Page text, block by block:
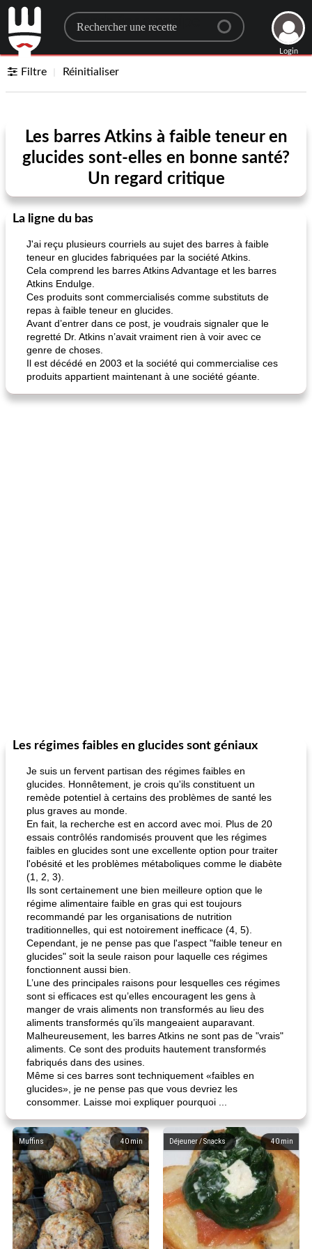
Search for a recipe
Login
Filtre Réinitialiser
Les barres Atkins à faible teneur en
glucides sont-elles en bonne santé?
Un regard critique
La ligne du bas
J'ai reçu plusieurs courriels au sujet des barres à faible
teneur en glucides fabriquées par la société Atkins.
Cela comprend les barres Atkins Advantage et les barres
Atkins Endulge.
Ces produits sont commercialisés comme substituts de
repas à faible teneur en glucides.
Avant d’entrer dans ce post, je voudrais signaler que le
regretté Dr. Atkins n’avait vraiment rien à voir avec ce
genre de choses.
Il est décédé en 2003 et la société qui commercialise ces
produits appartient maintenant à une société géante.
Les régimes faibles en glucides sont géniaux
Je suis un fervent partisan des régimes faibles en
glucides. Honnêtement, je crois qu'ils constituent un
remède potentiel à certains des problèmes de santé les
plus graves au monde.
En fait, la recherche est en accord avec moi. Plus de 20
essais contrôlés randomisés prouvent que les régimes
faibles en glucides sont une excellente option pour traiter
l'obésité et les problèmes métaboliques comme le diabète
(1, 2, 3).
Ils sont certainement une bien meilleure option que le
régime alimentaire faible en gras qui est toujours
recommandé par les organisations de nutrition
traditionnelles, qui est notoirement inefficace (4, 5).
Cependant, je ne pense pas que l'aspect "faible teneur en
glucides" soit la seule raison pour laquelle ces régimes
fonctionnent aussi bien.
L’une des principales raisons pour lesquelles ces régimes
sont si efficaces est qu’elles encouragent les gens à
manger de vrais aliments non transformés au lieu des
aliments transformés qu’ils mangeaient auparavant.
Malheureusement, les barres Atkins ne sont pas de "vrais"
aliments. Ce sont des produits hautement transformés
fabriqués dans des usines.
Même si ces barres sont techniquement «faibles en
glucides», je ne pense pas que vous devriez les
consommer. Laisse moi expliquer pourquoi ...
40 min
Muffins 40 min
Déjeuner / Snacks